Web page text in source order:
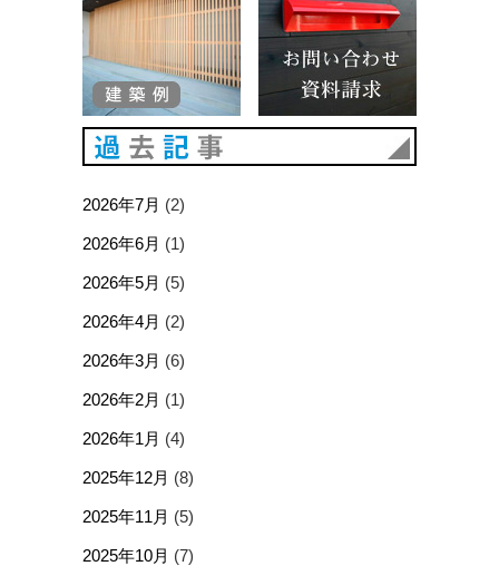
2026年7月 (2)
2026年6月 (1)
2026年5月 (5)
2026年4月 (2)
2026年3月 (6)
2026年2月 (1)
2026年1月 (4)
2025年12月 (8)
2025年11月 (5)
2025年10月 (7)